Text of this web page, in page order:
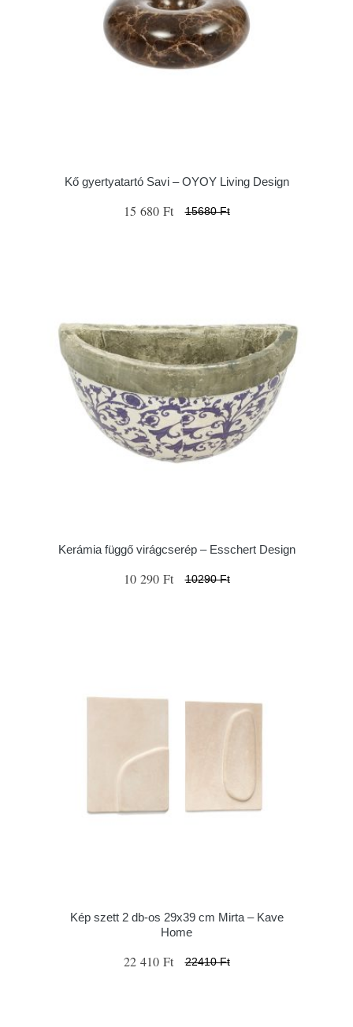
Kő gyertyatartó Savi – OYOY Living Design
15 680 Ft 15680 Ft
Kerámia függő virágcserép – Esschert Design
10 290 Ft 10290 Ft
Kép szett 2 db-os 29x39 cm Mirta – Kave
Home
22 410 Ft 22410 Ft